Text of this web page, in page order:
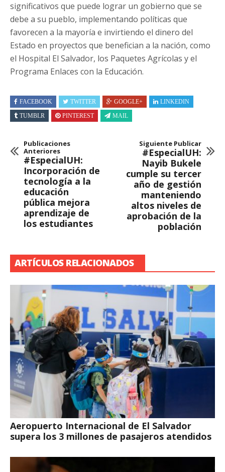
significativos que puede lograr un gobierno que se
debe a su pueblo, implementando políticas que
favorecen a la mayoría e invirtiendo el dinero del
Estado en proyectos que benefician a la nación, como
el Hospital El Salvador, los Paquetes Agrícolas y el
Programa Enlaces con la Educación.
FACEBOOK TWITTER GOOGLE+
LINKEDIN
TUMBLR
PINTEREST MAIL
Publicaciones
Anteriores
#EspecialUH:
Incorporación de
tecnología a la
educación
pública mejora
aprendizaje de
los estudiantes
Siguiente Publicar
#EspecialUH:
Nayib Bukele
cumple su tercer
año de gestión
manteniendo
altos niveles de
aprobación de la
población
ARTÍCULOS RELACIONADOS
Aeropuerto Internacional de El Salvador
supera los 3 millones de pasajeros atendidos